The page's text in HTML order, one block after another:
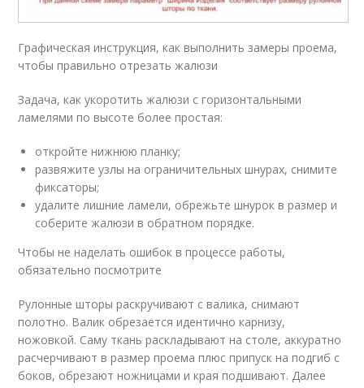
Графическая инструкция, как выполнить замеры проема,
чтобы правильно отрезать жалюзи
Задача, как укоротить жалюзи с горизонтальными
ламелями по высоте более простая:
откройте нижнюю планку;
развяжите узлы на ограничительных шнурах, снимите
фиксаторы;
удалите лишние ламели, обрежьте шнурок в размер и
соберите жалюзи в обратном порядке.
Чтобы не наделать ошибок в процессе работы,
обязательно посмотрите
Рулонные шторы раскручивают с валика, снимают
полотно. Валик обрезается идентично карнизу,
ножовкой. Саму ткань раскладывают на столе, аккуратно
расчерчивают в размер проема плюс припуск на подгиб с
боков, обрезают ножницами и края подшивают. Далее